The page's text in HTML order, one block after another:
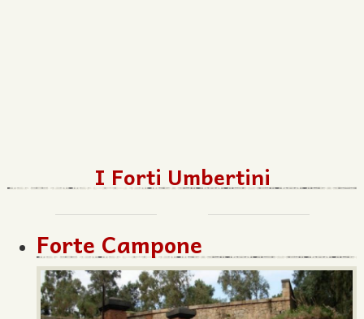
I Forti Umbertini
Forte Campone